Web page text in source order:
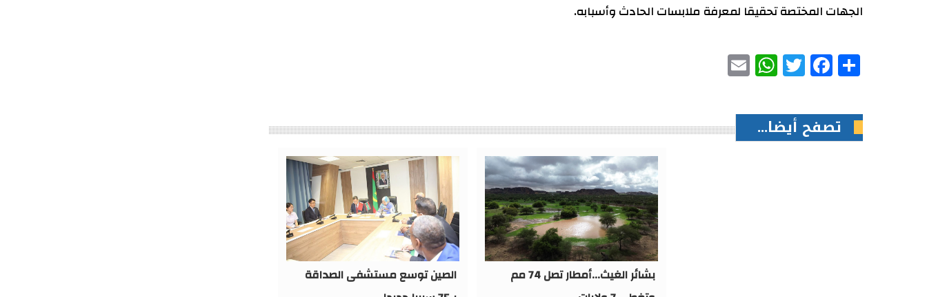
الجهات المختصة تحقيقا لمعرفة ملابسات الحادث وأسبابه.
Share
Facebook
Twitter
WhatsApp
تصفح أيضا...
الصين توسع مستشفى الصداقة
بشائر الغيث...أمطار تصل 74 مم